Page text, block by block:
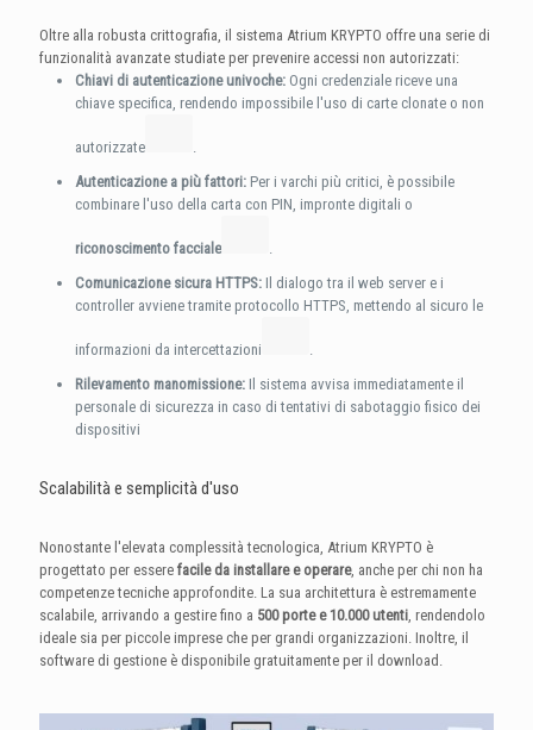
Oltre alla robusta crittografia, il sistema Atrium KRYPTO offre una serie di
funzionalità avanzate studiate per prevenire accessi non autorizzati:
Chiavi di autenticazione univoche: Ogni credenziale riceve una
chiave specifica, rendendo impossibile l'uso di carte clonate o non
autorizzate
.
Autenticazione a più fattori: Per i varchi più critici, è possibile
combinare l'uso della carta con PIN, impronte digitali o
riconoscimento facciale
.
Comunicazione sicura HTTPS: Il dialogo tra il web server e i
controller avviene tramite protocollo HTTPS, mettendo al sicuro le
informazioni da intercettazioni
.
Rilevamento manomissione: Il sistema avvisa immediatamente il
personale di sicurezza in caso di tentativi di sabotaggio fisico dei
dispositivi
Scalabilità e semplicità d'uso
Nonostante l'elevata complessità tecnologica, Atrium KRYPTO è
progettato per essere facile da installare e operare, anche per chi non ha
competenze tecniche approfondite. La sua architettura è estremamente
scalabile, arrivando a gestire fino a 500 porte e 10.000 utenti, rendendolo
ideale sia per piccole imprese che per grandi organizzazioni. Inoltre, il
software di gestione è disponibile gratuitamente per il download.